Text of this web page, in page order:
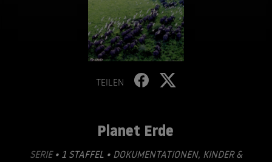
TEILEN
Planet Erde
SERIE • 1 STAFFEL • DOKUMENTATIONEN, KINDER &